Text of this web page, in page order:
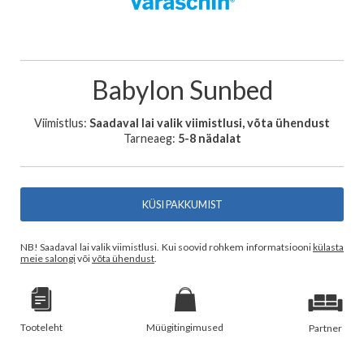
Babylon Sunbed
Viimistlus: Saadaval lai valik viimistlusi, võta ühendust
Tarneaeg: 5-8 nädalat
KÜSI PAKKUMIST
NB! Saadaval lai valik viimistlusi. Kui soovid rohkem informatsioonikülasta
meie salongivõivõta ühendust.
Tooteleht Müügitingimused Partner